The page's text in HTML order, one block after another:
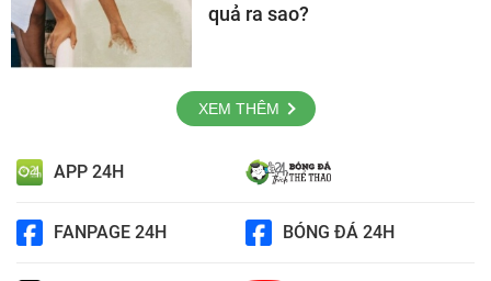
quả ra sao?
XEM THÊM
APP 24H
FANPAGE 24H BÓNG ĐÁ 24H